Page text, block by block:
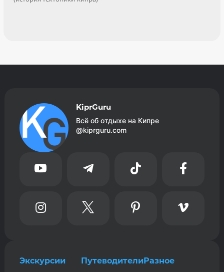
KiprGuru
Всё об отдыхе на Кипре
@kiprguru.com
   
   
Экскурсии ПутеводителиРазное